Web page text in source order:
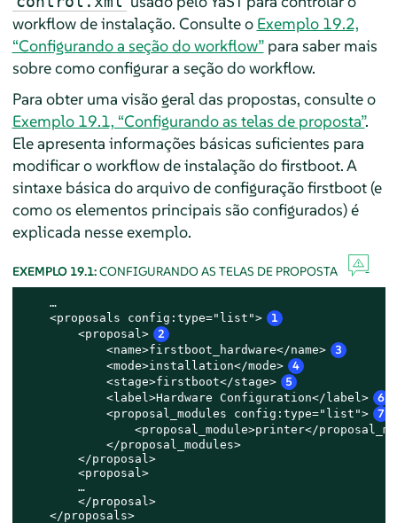
workflow de instalação. Consulte o Exemplo 19.2,
“Configurando a seção do workflow”para saber mais
sobre como configurar a seção do workflow.
Para obter uma visão geral das propostas, consulte o
Exemplo 19.1, “Configurando as telas de proposta”.
Ele apresenta informações básicas suficientes para
modificar o workflow de instalação do firstboot. A
sintaxe básica do arquivo de configuração firstboot (e
como os elementos principais são configurados) é
explicada nesse exemplo.
EXEMPLO 19.1:CONFIGURANDO AS TELAS DE PROPOSTA
    …
    <proposals config:type="list">
1
        <proposal>
2
            <name>firstboot_hardware</name>
3
            <mode>installation</mode>
4
            <stage>firstboot</stage>
5
            <label>Hardware Configuration</label>
6
            <proposal_modules config:type="list">
7
<proposal_module>printer</
            </proposal_modules>
        </proposal>
        <proposal>
        …
        </proposal>
    </proposals>